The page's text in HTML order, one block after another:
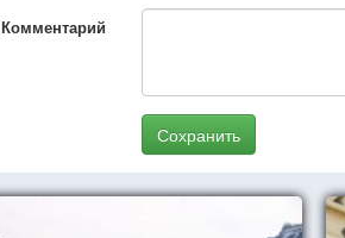
Комментарий
Сохранить